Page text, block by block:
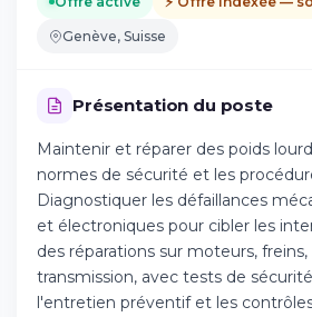
Genève, Suisse
Présentation du poste
Maintenir et réparer des poids
normes de sécurité et les
Diagnostiquer les défaillances
et électroniques pour cibler les
des réparations sur moteurs,
transmission, avec tests de
l'entretien préventif et les
Continuer sur iPhone
Téléchargez l'app sur l'App
Continuer sur Android
Téléchargez l'app sur